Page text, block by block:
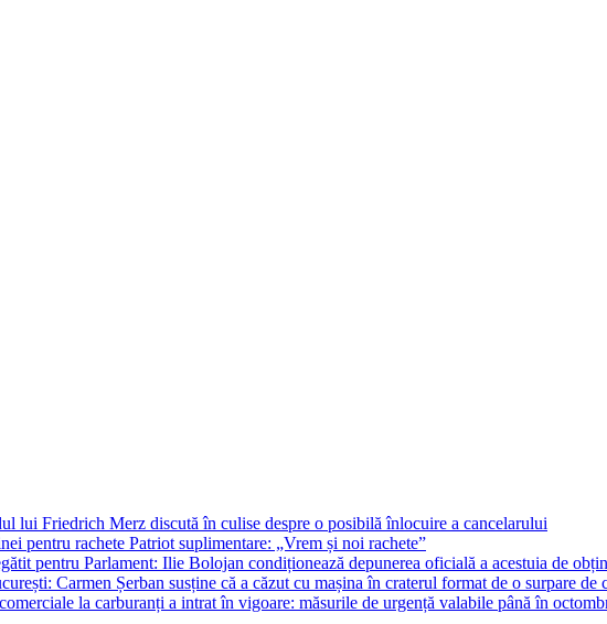
lui Friedrich Merz discută în culise despre o posibilă înlocuire a cancelarului
pentru rachete Patriot suplimentare: „Vrem și noi rachete”
pentru Parlament: Ilie Bolojan condiționează depunerea oficială a acestuia de
Carmen Șerban susține că a căzut cu mașina în craterul format de o surpare de
la carburanți a intrat în vigoare: măsurile de urgență valabile până în